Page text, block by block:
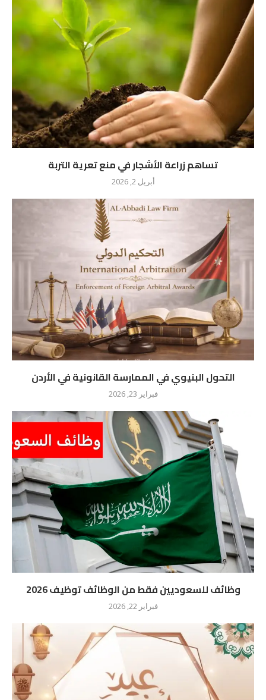
تساهم زراعة الأشجار في منع تعرية التربة
أبريل 2, 2026
التحول البنيوي في الممارسة القانونية في الأردن
فبراير 23, 2026
وظائف للسعوديين فقط من الوظائف توظيف 2026
فبراير 22, 2026